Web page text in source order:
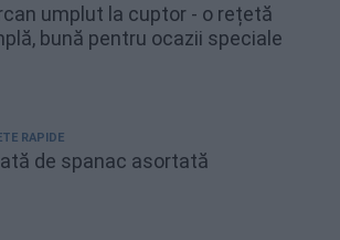
umplut la cuptor - o rețetă
bună pentru ocazii speciale
RAPIDE
de spanac asortată